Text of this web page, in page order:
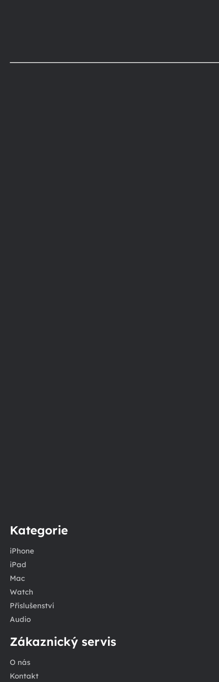
Kategorie
iPhone
iPad
Mac
Watch
Příslušenství
Audio
Zákaznický servis
O nás
Kontakt